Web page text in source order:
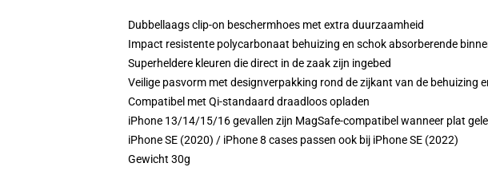
Dubbellaags clip-on beschermhoes met extra duurzaamheid
Impact resistente polycarbonaat behuizing en schok absorberende
Superheldere kleuren die direct in de zaak zijn ingebed
Veilige pasvorm met designverpakking rond de zijkant van de behuizing
Compatibel met Qi-standaard draadloos opladen
iPhone 13/14/15/16 gevallen zijn MagSafe-compatibel wanneer plat
iPhone SE (2020) / iPhone 8 cases passen ook bij iPhone SE (2022)
Gewicht 30g